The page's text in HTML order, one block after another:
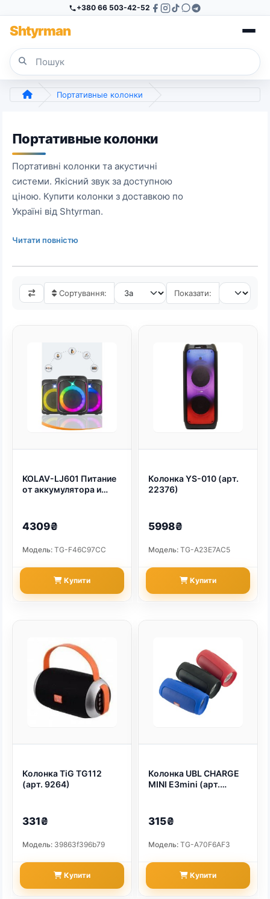
+380 66 503-42-52
Shtyrman
Портативные колонки
Портативные колонки
Портативні колонки та акустичні
системи. Якісний звук за доступною
ціною. Купити колонки з доставкою по
Україні від Shtyrman.
Читати повністю
Сортування: Показати:
KOLAV-LJ601 Питание
от аккумулятора и
3600 мАч
наслаждайтесь
часами. (арт. 22441)
4309₴
Модель: TG-F46C97CC
Купити
Колонка YS-010 (арт.
22376)
5998₴
Модель: TG-A23E7AC5
Купити
Колонка TiG TG112
(арт. 9264)
331₴
Модель: 39863f396b79
Купити
Колонка UBL CHARGE
MINI E3mini (арт.
315₴
Модель: TG-A70F6AF3
Купити